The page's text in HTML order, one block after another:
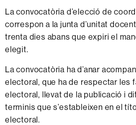
Laconvocatòria d’elecció de
correspon a lajunta d’unitat docent
trenta dies abans que expiri el
elegit.
Laconvocatòria ha d’anar
electoral, que ha de respectar les
electoral, llevat de lapublicació i
terminis que s’estableixen en el
electoral.